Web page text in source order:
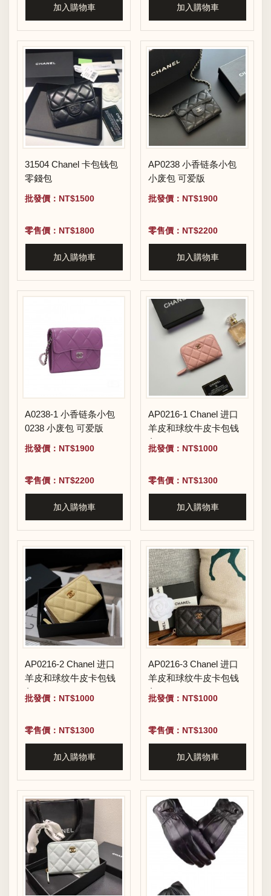
加入購物車 加入購物車
31504 Chanel 卡包钱包
零錢包
批發價：NT$1500
零售價：NT$1800
加入購物車
AP0238 小香链条小包
小废包 可爱版
批發價：NT$1900
零售價：NT$2200
加入購物車
A0238-1 小香链条小包
0238 小废包 可爱版
批發價：NT$1900
零售價：NT$2200
加入購物車
AP0216-1 Chanel 进口
羊皮和球纹牛皮卡包钱
包
批發價：NT$1000
零售價：NT$1300
加入購物車
AP0216-2 Chanel 进口
羊皮和球纹牛皮卡包钱
包
批發價：NT$1000
零售價：NT$1300
加入購物車
AP0216-3 Chanel 进口
羊皮和球纹牛皮卡包钱
包
批發價：NT$1000
零售價：NT$1300
加入購物車